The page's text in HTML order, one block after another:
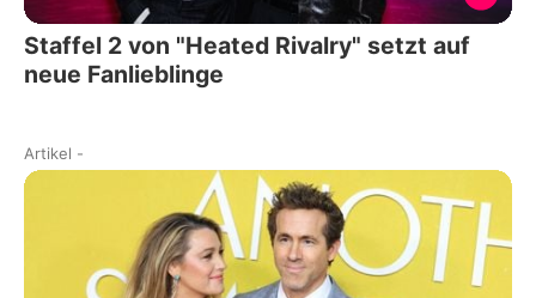
Staffel 2 von "Heated Rivalry" setzt auf
neue Fanlieblinge
Artikel -